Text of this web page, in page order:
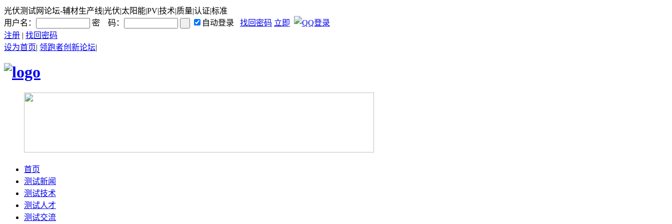
光伏测试网论坛-辅材生产线|光伏|太阳能|PV|技术|质量|认证|标准
用户名：
密 码： 自动登录 找回密码 立即
注册 | 找回密码
设为首页| 领跑者创新论坛|
首页
测试新闻
测试技术
测试人才
测试交流